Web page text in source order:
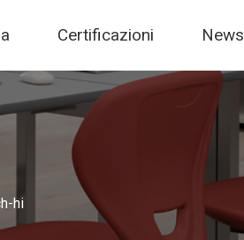
Certificazioni News
hi